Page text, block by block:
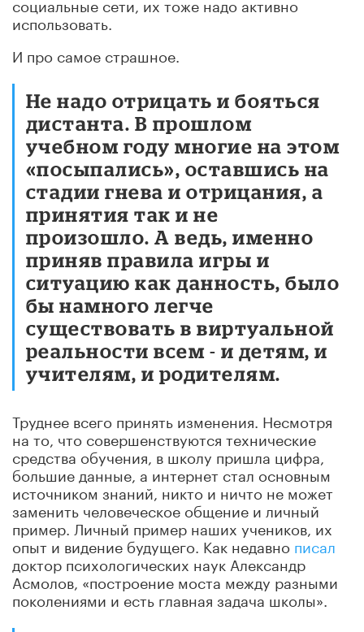
использовать.
И про самое страшное.
Не надо отрицать и бояться
дистанта. В прошлом
учебном году многие на этом
«посыпались», оставшись на
стадии гнева и отрицания, а
принятия так и не
произошло. А ведь, именно
приняв правила игры и
ситуацию как данность, было
бы намного легче
существовать в виртуальной
реальности всем - и детям, и
учителям, и родителям.
Труднее всего принять изменения. Несмотря
на то, что совершенствуются технические
средства обучения, в школу пришла цифра,
большие данные, а интернет стал основным
источником знаний, никто и ничто не может
заменить человеческое общение и личный
пример. Личный пример наших учеников, их
опыт и видение будущего. Как недавно писал
доктор психологических наук Александр
Асмолов, «построение моста между разными
поколениями и есть главная задача школы».